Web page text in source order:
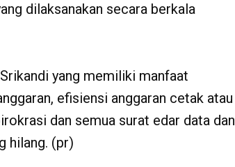
dilaksanakan secara berkala
yang memiliki manfaat
efisiensi anggaran cetak atau
dan semua surat edar data dan
hilang. (pr)